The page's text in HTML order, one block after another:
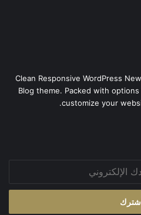
Clean Responsive WordPress
Blog theme. Packed with
customize your